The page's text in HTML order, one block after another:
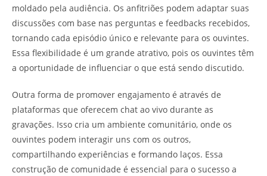
moldado pela audiência. Os anfitriões podem adaptar suas
discussões com base nas perguntas e feedbacks recebidos,
tornando cada episódio único e relevante para os ouvintes.
Essa flexibilidade é um grande atrativo, pois os ouvintes têm
a oportunidade de influenciar o que está sendo discutido.
Outra forma de promover engajamento é através de
plataformas que oferecem chat ao vivo durante as
gravações. Isso cria um ambiente comunitário, onde os
ouvintes podem interagir uns com os outros,
compartilhando experiências e formando laços. Essa
construção de comunidade é essencial para o sucesso a